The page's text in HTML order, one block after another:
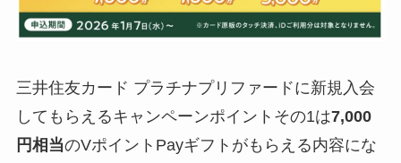
三井住友カード プラチナプリファードに新規入会
してもらえるキャンペーンポイントその1は7,000
円相当のVポイントPayギフトがもらえる内容にな